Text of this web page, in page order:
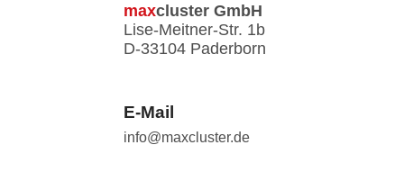
maxclusterGmbH
Lise-Meitner-Str. 1b
D-33104 Paderborn
E-Mail
info@maxcluster.de